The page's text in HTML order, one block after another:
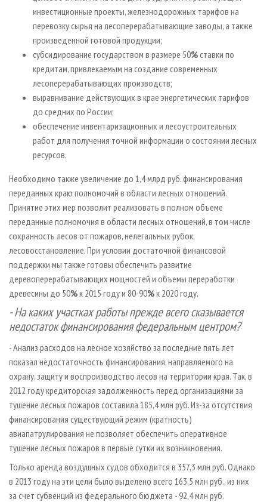
инвестиционные проекты, железнодорожных тарифов на
перевозку сырья на лесоперерабатывающие заводы, а также
произведенной готовой продукции;
субсидирование государством в размере 50% ставки по
кредитам, привлекаемым на создание современных
лесоперерабатывающих производств;
выравнивание действующих в крае энергетических тарифов
до средних по России;
обеспечение инвентаризационных и лесоустроительных
работ для получения точной информации о состоянии лесных
ресурсов.
Необходимо также увеличение до 1,4 млрд руб. финансирования
переданных краю полномочий в области лесных отношений.
Принятие этих мер позволит реализовать в полном объеме
переданные полномочия в области лесных отношений, в том числе
сохранность лесов от пожаров, нелегальных рубок,
лесовосстановление. При условии достаточной финансовой
поддержки мы также готовы обеспечить развитие
деревоперерабатывающих мощностей и объемы переработки
древесины до 50%к 2015 году и 80-90%к 2020 году.
- На каких участках работы прежде всего сказывается
недостаток финансирования федеральным центром?
- Анализ расходов на лесное хозяйство за последние пять лет
показал недостаточность финансирования, направляемого на
охрану, защиту и воспроизводство лесов на территории края. Так, в
2012 году кредиторская задолженность перед организациями за
тушение лесных пожаров составила 185,4 млн руб. Из-за отсутствия
финансирования существующий режим (кратность)
авиапатрулирования не позволяет обеспечить оперативное
тушение лесных пожаров в первые сутки их возникновения.
Только аренда воздушных судов обходится в 357,3 млн руб. Однако
в 2013 году на эти цели было выделено всего 163,5 млн руб., из них
за счет субвенций из федерального бюджета - 92,4 млн руб.